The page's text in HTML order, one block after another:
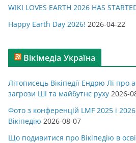
WIKI LOVES EARTH 2026 HAS
Happy Earth Day 2026! 2026-04-22
Вікімедіа Україна
Літописець Вікіпедії Ендрю Лі про
загрози ШІ та майбутнє руху 2026-
Фото з конференцій LMF 2025 і
Вікіпедію 2026-08-07
Що подивитися про Вікіпедію в